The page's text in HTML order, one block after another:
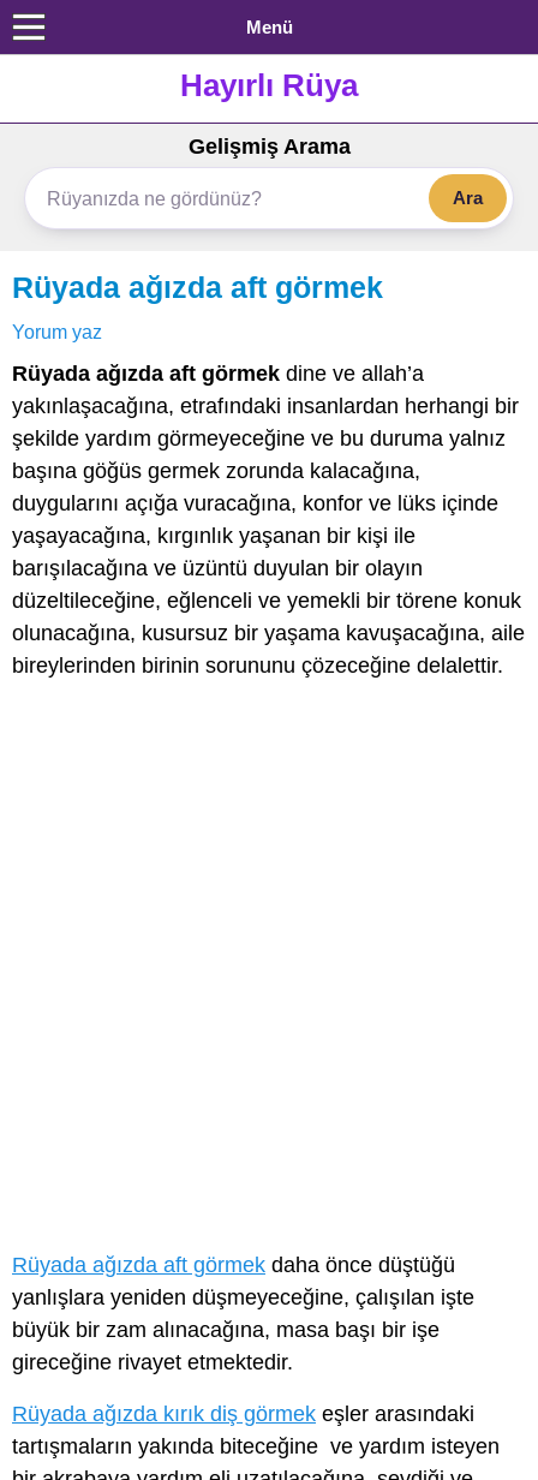
Menü
Hayırlı Rüya
Gelişmiş Arama
Ara
Rüyada ağızda aft görmek
Yorum yaz
Rüyada ağızda aft görmek dine ve allah’a
yakınlaşacağına, etrafındaki insanlardan herhangi bir
şekilde yardım görmeyeceğine ve bu duruma yalnız
başına göğüs germek zorunda kalacağına,
duygularını açığa vuracağına, konfor ve lüks içinde
yaşayacağına, kırgınlık yaşanan bir kişi ile
barışılacağına ve üzüntü duyulan bir olayın
düzeltileceğine, eğlenceli ve yemekli bir törene konuk
olunacağına, kusursuz bir yaşama kavuşacağına, aile
bireylerinden birinin sorununu çözeceğine delalettir.
Rüyada ağızda aft görmek daha önce düştüğü
yanlışlara yeniden düşmeyeceğine, çalışılan işte
büyük bir zam alınacağına, masa başı bir işe
gireceğine rivayet etmektedir.
Rüyada ağızda kırık diş görmek eşler arasındaki
tartışmaların yakında biteceğine ve yardım isteyen